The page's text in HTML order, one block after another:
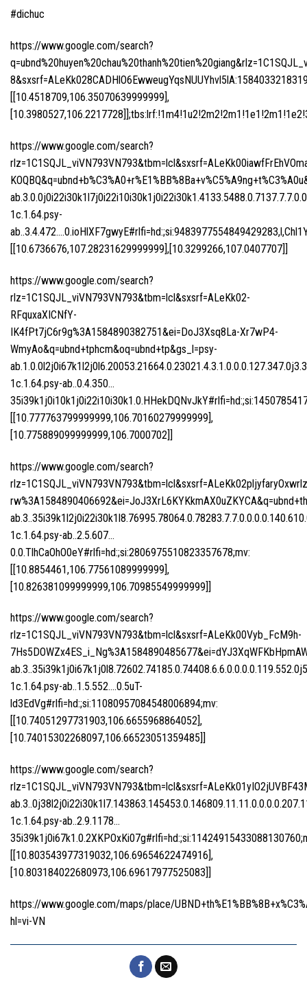
#dichuc
https://www.google.com/search?
[[10.4518709,106.35070639999999],
https://www.google.com/search?
1c.1.64.psy-
[[10.6736676,107.28231629999999],[10.3299266,107.0407707]]
https://www.google.com/search?
rlz=1C1SQJL_viVN793VN793&tbm=lcl&sxsrf=ALeKk02-
RFquxaXICNfY-
IK4fPt7jC6r9g%3A1584890382751&ei=DoJ3Xsq8La-Xr7wP4-
WmyAo&q=ubnd+tphcm&oq=ubnd+tp&gs_l=psy-
1c.1.64.psy-ab..0.4.350…
[[10.777763799999999,106.70160279999999],
[10.775889099999999,106.7000702]]
https://www.google.com/search?
1c.1.64.psy-ab..2.5.607…
0.0.TlhCaOhO0eY#rlfi=hd:;si:2806975510823357678;mv:
[[10.8854461,106.77561089999999],
[10.826381099999999,106.70985549999999]]
https://www.google.com/search?
rlz=1C1SQJL_viVN793VN793&tbm=lcl&sxsrf=ALeKk00Vyb_FcM9h-
1c.1.64.psy-ab..1.5.552….0.5uT-
ld3EdVg#rlfi=hd:;si:11080957084548006894;mv:
[[10.74051297731903,106.6655968864052],
[10.74015302268097,106.66523051359485]]
https://www.google.com/search?
1c.1.64.psy-ab..2.9.1178…
[[10.803543977319032,106.69654622474916],
[10.803184022680973,106.69617977525083]]
https://www.google.com/maps/place/
hl=vi-VN